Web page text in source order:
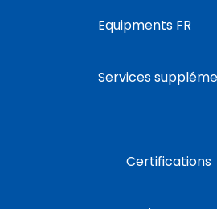
Equipments FR
Services
Certifications